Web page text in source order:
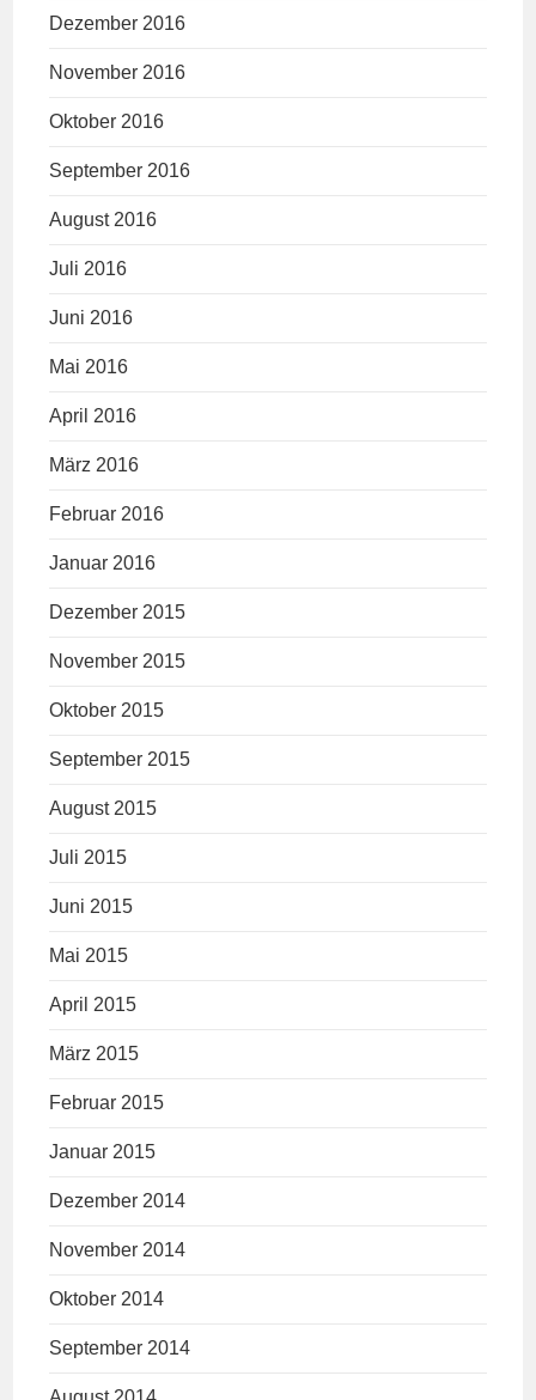
Dezember 2016
November 2016
Oktober 2016
September 2016
August 2016
Juli 2016
Juni 2016
Mai 2016
April 2016
März 2016
Februar 2016
Januar 2016
Dezember 2015
November 2015
Oktober 2015
September 2015
August 2015
Juli 2015
Juni 2015
Mai 2015
April 2015
März 2015
Februar 2015
Januar 2015
Dezember 2014
November 2014
Oktober 2014
September 2014